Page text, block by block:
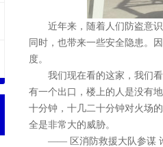
近年来，随着人们防盗意识
同时，也带来一些安全隐患。
度。
我们现在看的这家，我们看
有一个出口，楼上的人是没有
十分钟，十几二十分钟对火场
全是非常大的威胁。
—— 区消防救援大队参谋